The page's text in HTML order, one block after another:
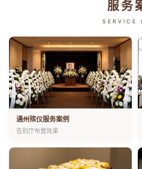
服务
SERVICE
通州殡仪服务案例
告别厅布置效果